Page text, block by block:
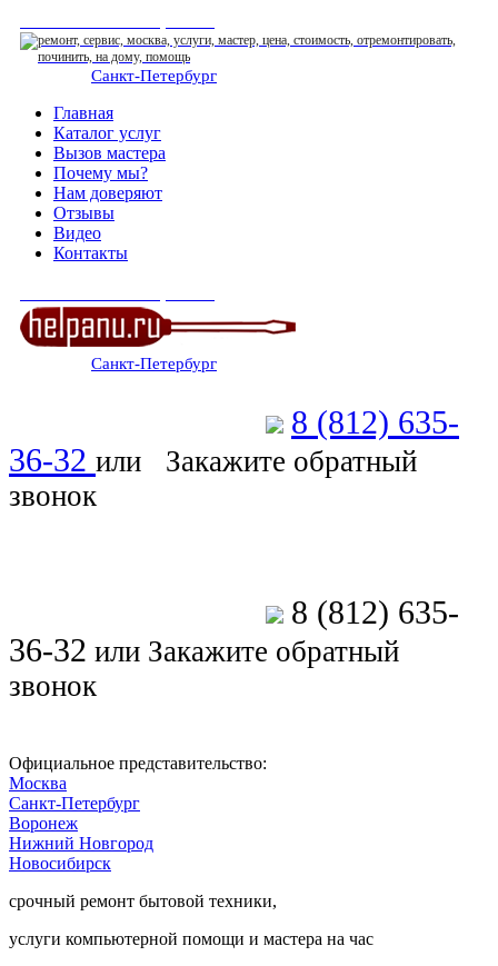
Санкт-Петербург
Главная
Каталог услуг
Вызов мастера
Почему мы?
Нам доверяют
Отзывы
Видео
Контакты
Санкт-Петербург
8 (812) 635-
36-32 или
Закажите обратный
звонок
8 (812) 635-
36-32 или Закажите обратный
звонок
Официальное представительство:
Москва
Санкт-Петербург
Воронеж
Нижний Новгород
Новосибирск
срочный ремонт бытовой техники,
услуги компьютерной помощи и мастера на час